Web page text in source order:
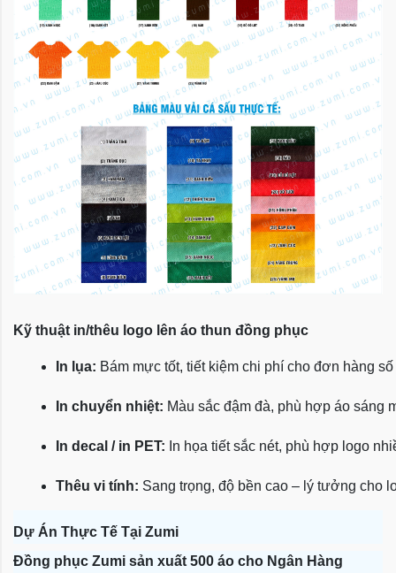
Kỹ thuật in/thêu logo lên áo thun đồng phục
In lụa: Bám mực tốt, tiết kiệm chi phí cho đơn hàng
In chuyển nhiệt: Màu sắc đậm đà, phù hợp áo sáng
In decal / in PET: In họa tiết sắc nét, phù hợp logo
Thêu vi tính: Sang trọng, độ bền cao – lý tưởng cho
Dự Án Thực Tế Tại Zumi
Đồng phục Zumi sản xuất 500 áo cho Ngân Hàng